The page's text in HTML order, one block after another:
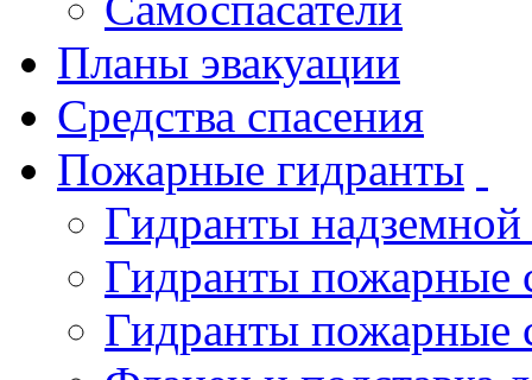
Планы эвакуации
Средства спасения
Пожарные гидранты
Гидранты
Гидранты пожарные
Гидранты пожарные